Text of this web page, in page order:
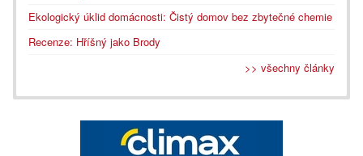
Ekologický úklid domácnosti: Čistý domov bez zbytečné chemie
Recenze: Hříšný jako Brody
>> všechny články